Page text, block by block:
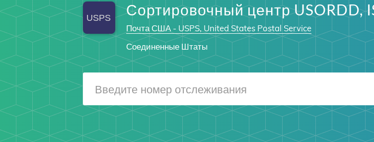
Сортировочный центр USORDD,
Почта США - USPS, United States Postal Service
Соединенные Штаты